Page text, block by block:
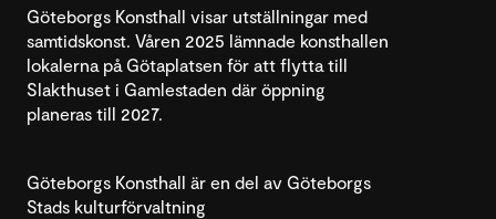
Göteborgs Konsthall visar utställningar med
samtidskonst. Våren 2025 lämnade konsthallen
lokalerna på Götaplatsen för att flytta till
Slakthuset i Gamlestaden där öppning
planeras till 2027.
Göteborgs Konsthall är en del av Göteborgs
Stads kulturförvaltning